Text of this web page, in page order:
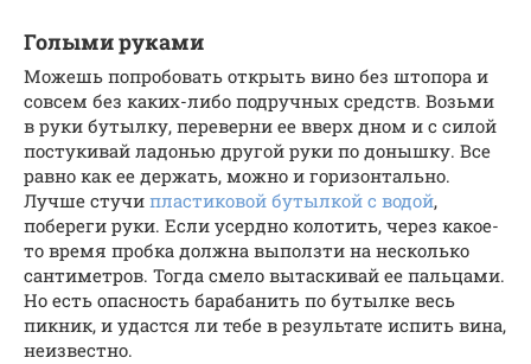
Голыми руками
Можешь попробовать открыть вино без штопора и
совсем без каких-либо подручных средств. Возьми
в руки бутылку, переверни ее вверх дном и с силой
постукивай ладонью другой руки по донышку. Все
равно как ее держать, можно и горизонтально.
Лучше стучи пластиковой бутылкой с водой,
побереги руки. Если усердно колотить, через какое-
то время пробка должна выползти на несколько
сантиметров. Тогда смело вытаскивай ее пальцами.
Но есть опасность барабанить по бутылке весь
пикник, и удастся ли тебе в результате испить вина,
неизвестно.